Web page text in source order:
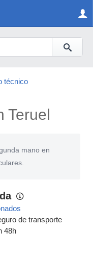
técnico
Teruel
mano en
de transporte
48h